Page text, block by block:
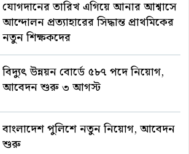
যোগদানের তারিখ এগিয়ে আনার আশ্বাসে
আন্দোলন প্রত্যাহারের সিদ্ধান্ত প্রাথমিকের
নতুন শিক্ষকদের
বিদ্যুৎ উন্নয়ন বোর্ডে ৫৮৭ পদে নিয়োগ,
আবেদন শুরু ৩ আগস্ট
বাংলাদেশ পুলিশে নতুন নিয়োগ, আবেদন
শুরু